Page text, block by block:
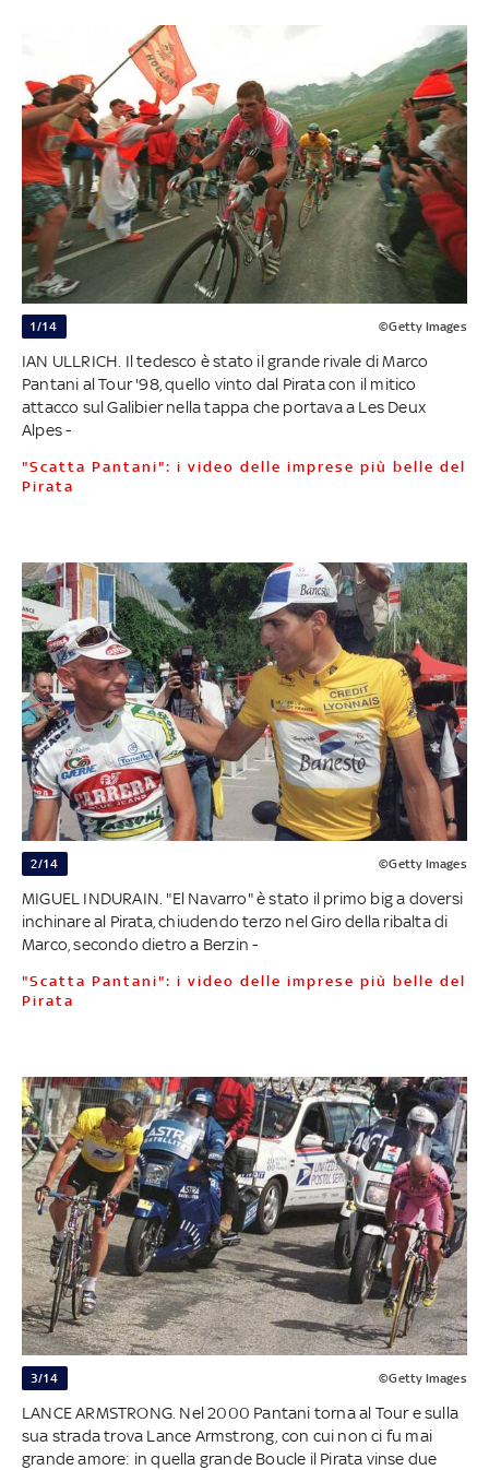
1/14 ©Getty Images
IAN ULLRICH. Il tedesco è stato il grande rivale di Marco
Pantani al Tour '98, quello vinto dal Pirata con il mitico
attacco sul Galibier nella tappa che portava a Les Deux
Alpes -
"Scatta Pantani": i video delle imprese più belle del
Pirata
2/14 ©Getty Images
MIGUEL INDURAIN. "El Navarro" è stato il primo big a doversi
inchinare al Pirata, chiudendo terzo nel Giro della ribalta di
Marco, secondo dietro a Berzin -
"Scatta Pantani": i video delle imprese più belle del
Pirata
3/14 ©Getty Images
LANCE ARMSTRONG. Nel 2000 Pantani torna al Tour e sulla
sua strada trova Lance Armstrong, con cui non ci fu mai
grande amore: in quella grande Boucle il Pirata vinse due